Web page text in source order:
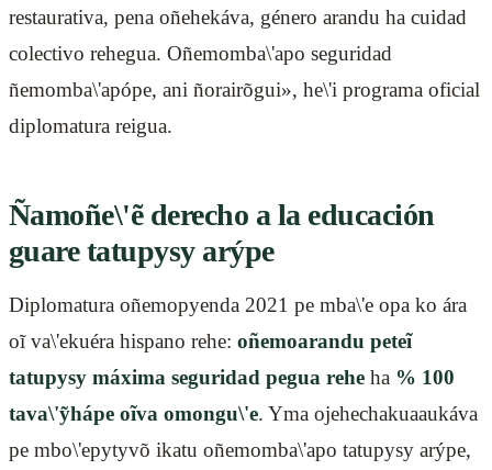
restaurativa, pena oñehekáva, género arandu ha cuidad
colectivo rehegua. Oñemomba\'apo seguridad
ñemomba\'apópe, ani ñorairõgui», he\'i programa oficial
diplomatura reigua.
Ñamoñe\'ẽ derecho a la educación
guare tatupysy arýpe
Diplomatura oñemopyenda 2021 pe mba\'e opa ko ára
oĩ va\'ekuéra hispano rehe: oñemoarandu peteĩ
tatupysy máxima seguridad pegua rehe ha % 100
tava\'ỹhápe oĩva omongu\'e. Yma ojehechakuaaukáva
pe mbo\'epytyvõ ikatu oñemomba\'apo tatupysy arýpe,